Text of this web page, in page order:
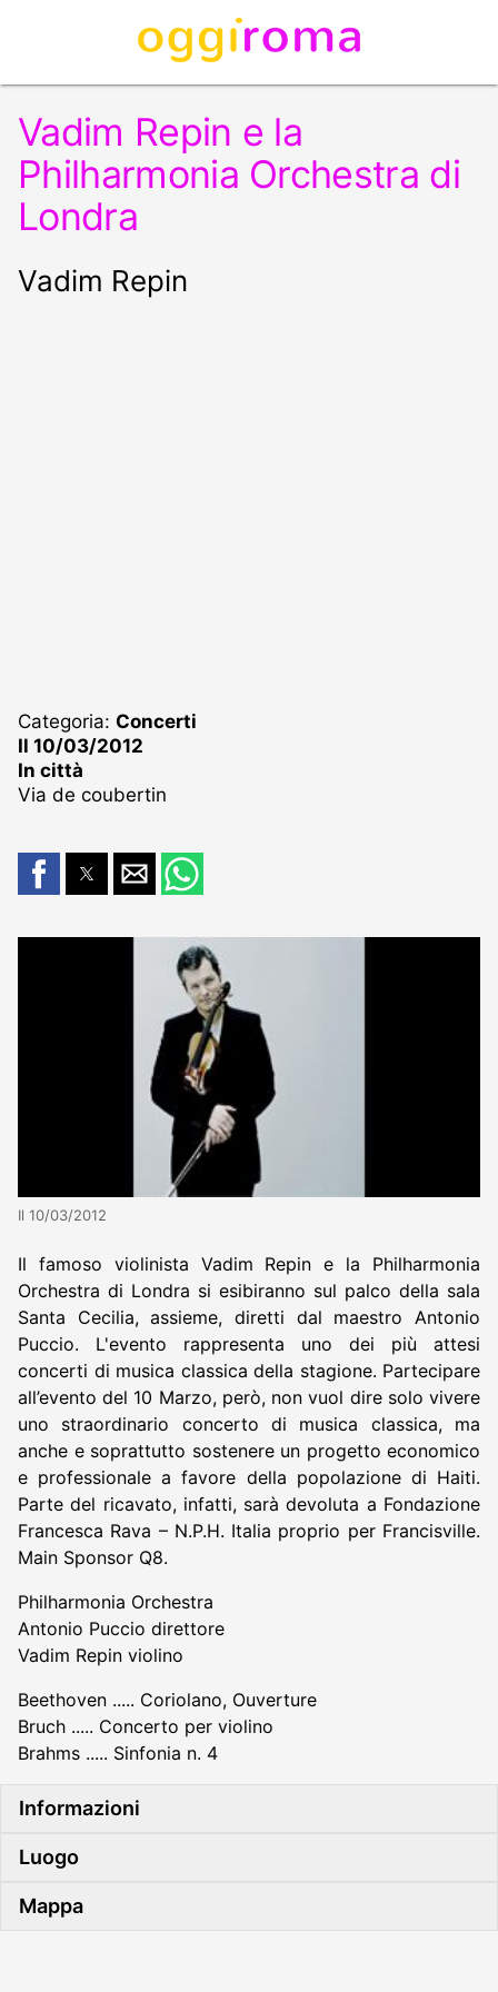
Vadim Repin e la
Philharmonia Orchestra di
Londra
Vadim Repin
Categoria: Concerti
Il 10/03/2012
In città
Via de coubertin
Il 10/03/2012
Il famoso violinista Vadim Repin e la Philharmonia
Orchestra di Londra si esibiranno sul palco della sala
Santa Cecilia, assieme, diretti dal maestro Antonio
Puccio. L'evento rappresenta uno dei più attesi
concerti di musica classica della stagione. Partecipare
all’evento del 10 Marzo, però, non vuol dire solo vivere
uno straordinario concerto di musica classica, ma
anche e soprattutto sostenere un progetto economico
e professionale a favore della popolazione di Haiti.
Parte del ricavato, infatti, sarà devoluta a Fondazione
Francesca Rava – N.P.H. Italia proprio per Francisville.
Main Sponsor Q8.
Philharmonia Orchestra
Antonio Puccio direttore
Vadim Repin violino
Beethoven ..... Coriolano, Ouverture
Bruch ..... Concerto per violino
Brahms ..... Sinfonia n. 4
Informazioni
Luogo
Mappa